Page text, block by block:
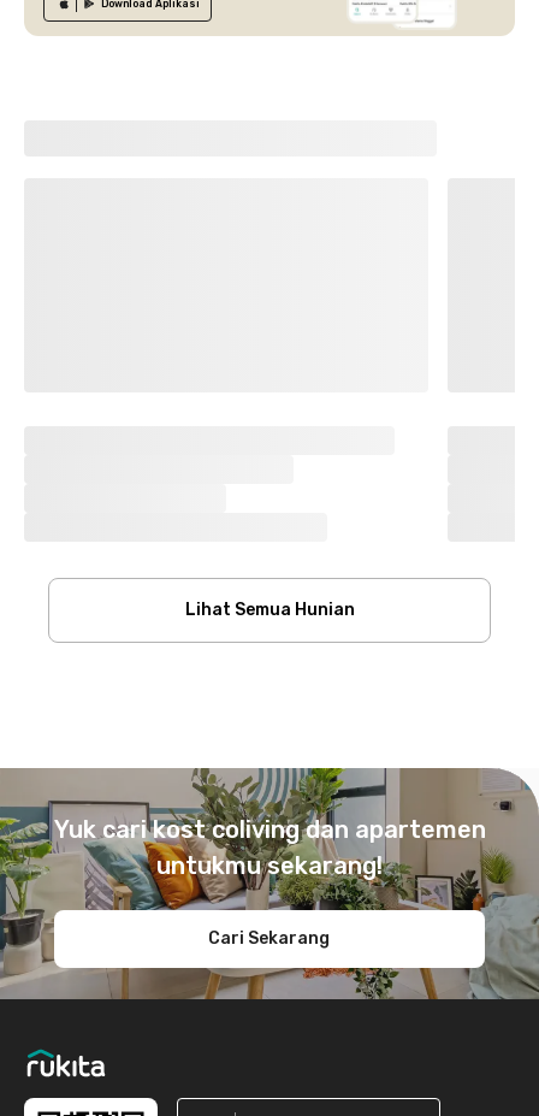
Download Aplikasi
Lihat Semua Hunian
Yuk cari kost coliving dan apartemen
untukmu sekarang!
Cari Sekarang